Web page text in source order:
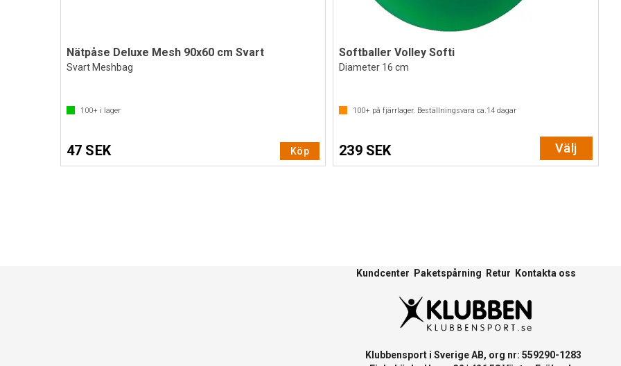
Nätpåse Deluxe Mesh 90x60 cm Svart
Svart Meshbag
100+ i lager
47 SEK Köp
Softballer Volley Softi
Diameter 16 cm
100+ på fjärrlager. Beställningsvara ca.14 dagar
239 SEK Välj
Kundcenter Paketspårning Retur Kontakta oss
Klubbensport i Sverige AB, org nr: 559290-1283